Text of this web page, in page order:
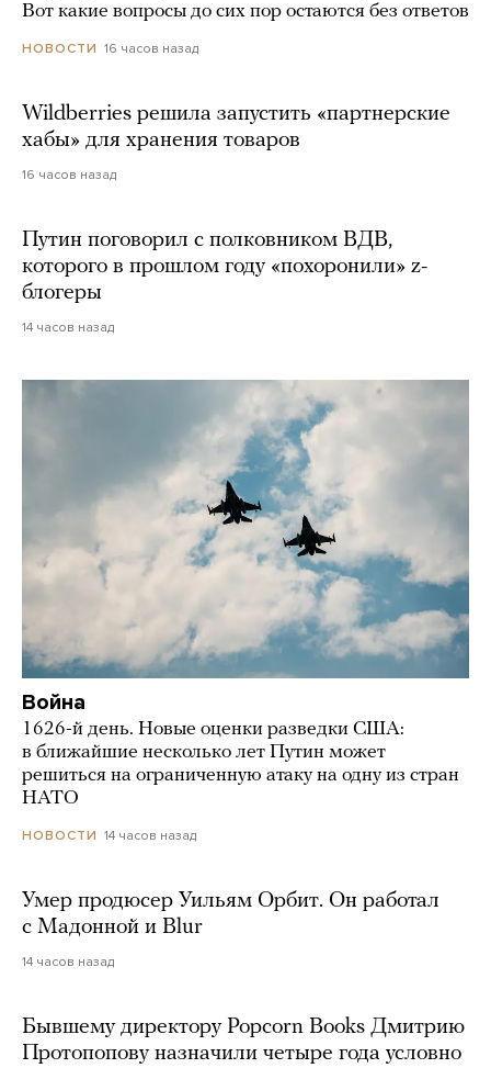
Вот какие вопросы до сих пор остаются без ответов
НОВОСТИ 16 часов назад
Wildberries решила запустить «партнерские
хабы» для хранения товаров
16 часов назад
Путин поговорил с полковником ВДВ,
которого в прошлом году «похоронили» z-
блогеры
14 часов назад
Война
1626-й день. Новые оценки разведки США:
в ближайшие несколько лет Путин может
решиться на ограниченную атаку на одну из стран
НАТО
НОВОСТИ 14 часов назад
Умер продюсер Уильям Орбит. Он работал
с Мадонной и Blur
14 часов назад
Бывшему директору Popcorn Books Дмитрию
Протопопову назначили четыре года условно